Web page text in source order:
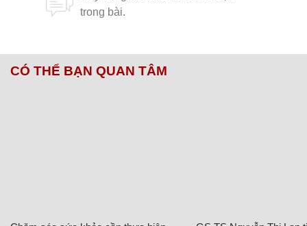
CÓ THỂ BẠN QUAN TÂM